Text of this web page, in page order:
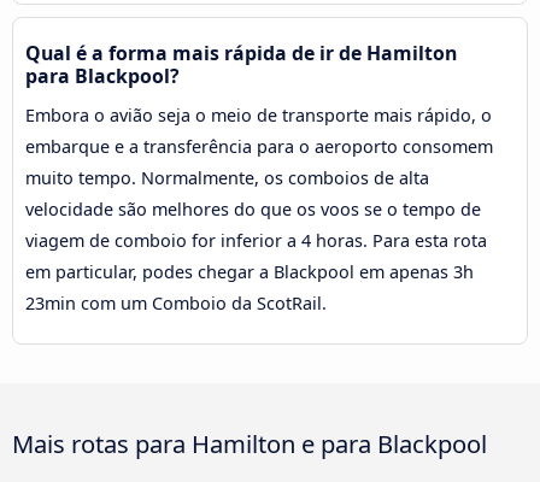
Qual é a forma mais rápida de ir de Hamilton
para Blackpool?
Embora o avião seja o meio de transporte mais rápido, o
embarque e a transferência para o aeroporto consomem
muito tempo. Normalmente, os comboios de alta
velocidade são melhores do que os voos se o tempo de
viagem de comboio for inferior a 4 horas. Para esta rota
em particular, podes chegar a Blackpool em apenas 3h
23min com um Comboio da ScotRail.
Mais rotas para Hamilton e para Blackpool